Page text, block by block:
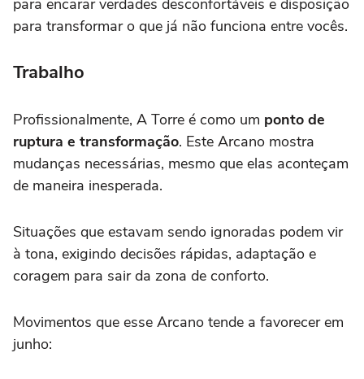
para encarar verdades desconfortáveis e disposição
para transformar o que já não funciona entre vocês.
Trabalho
Profissionalmente, A Torre é como um ponto de
ruptura e transformação. Este Arcano mostra
mudanças necessárias, mesmo que elas aconteçam
de maneira inesperada.
Situações que estavam sendo ignoradas podem vir
à tona, exigindo decisões rápidas, adaptação e
coragem para sair da zona de conforto.
Movimentos que esse Arcano tende a favorecer em
junho: